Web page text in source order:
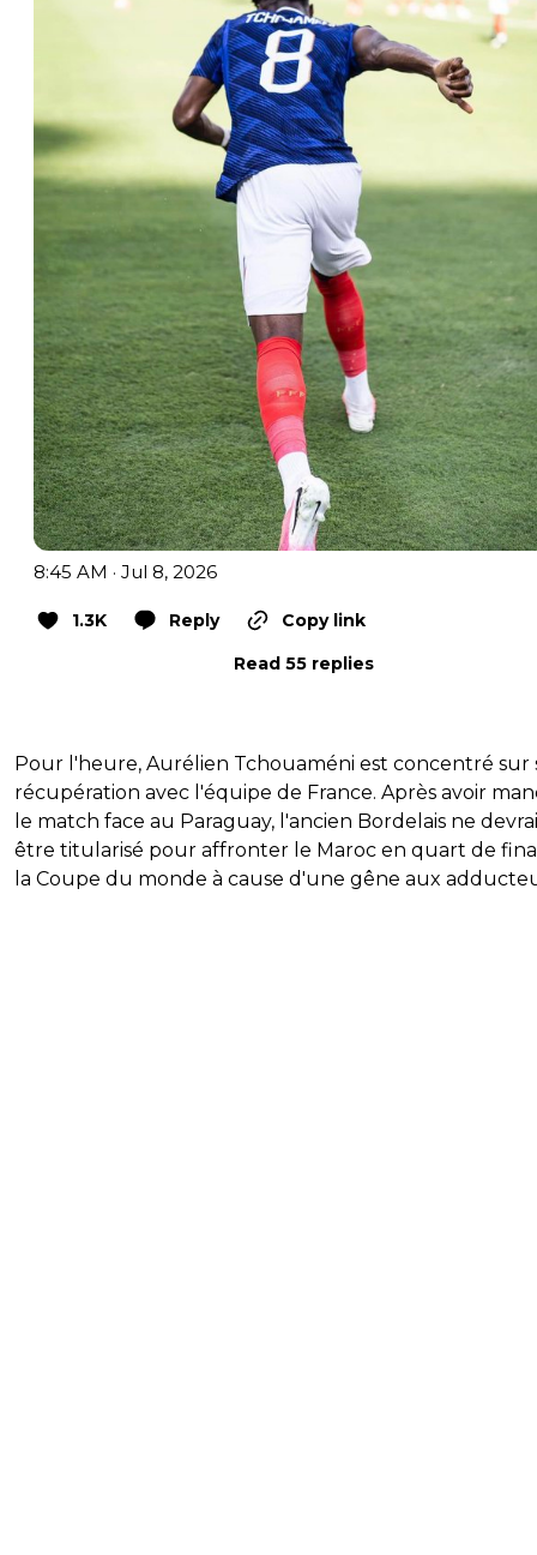
8:45 AM · Jul 8, 2026
1.3K Reply
Copy link
Read 55 replies
Pour l'heure, Aurélien Tchouaméni est concentré sur
récupération avec l'équipe de France. Après avoir
le match face au Paraguay, l'ancien Bordelais ne
être titularisé pour affronter le Maroc en quart de
la Coupe du monde à cause d'une gêne aux